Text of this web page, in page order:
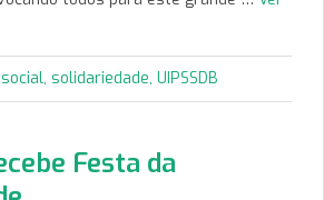
social, solidariedade, UIPSSDB
Festa da